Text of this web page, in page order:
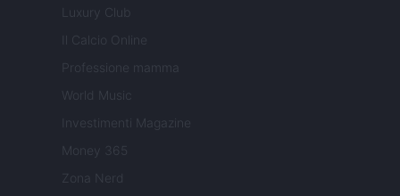
Luxury Club
Il Calcio Online
Professione mamma
World Music
Investimenti Magazine
Money 365
Zona Nerd